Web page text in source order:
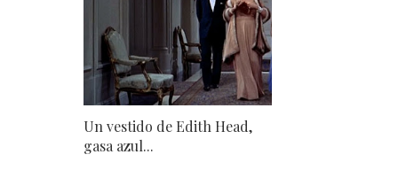
Un vestido de Edith Head,
gasa azul...